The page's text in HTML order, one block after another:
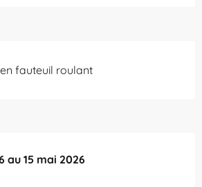
fauteuil roulant
au 15 mai 2026
au 15 mai 2026